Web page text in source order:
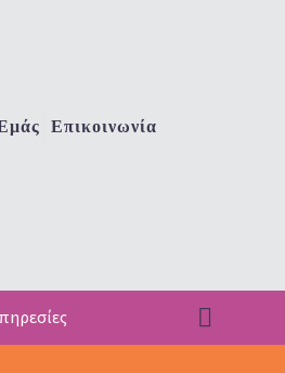
Επικοινωνία